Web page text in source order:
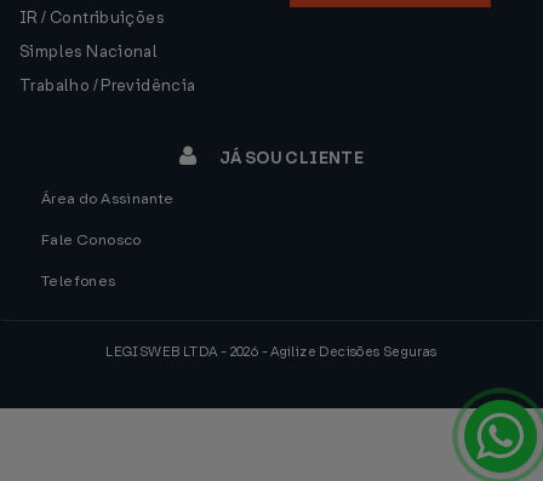
IR / Contribuições
Simples Nacional
Trabalho / Previdência
JÁ SOU CLIENTE
Área do Assinante
Fale Conosco
Telefones
LEGISWEB LTDA - 2026 - Agilize Decisões Seguras